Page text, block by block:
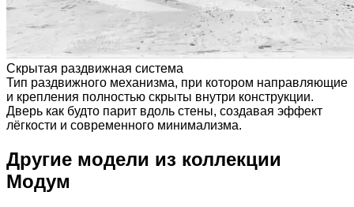
Скрытая раздвижная система
Тип раздвижного механизма, при котором направляющие
и крепления полностью скрыты внутри конструкции.
Дверь как будто парит вдоль стены, создавая эффект
лёгкости и современного минимализма.
Другие модели из коллекции
Модум